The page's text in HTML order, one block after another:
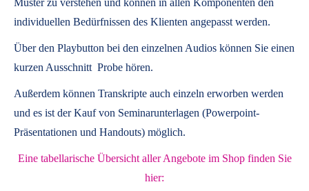
Muster zu verstehen und können in allen Komponenten den
individuellen Bedürfnissen des Klienten angepasst werden.
Über den Playbutton bei den einzelnen Audios können Sie einen
kurzen Ausschnitt Probe hören.
Außerdem können Transkripte auch einzeln erworben werden
und es ist der Kauf von Seminarunterlagen (Powerpoint-
Präsentationen und Handouts) möglich.
Eine tabellarische Übersicht aller Angebote im Shop finden Sie
hier: